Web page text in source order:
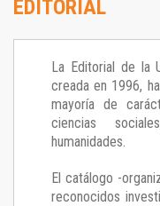
EDITORIAL
La Editorial de la
creada en 1996,
mayoría de
ciencias
humanidades.
El catálogo -
reconocidos